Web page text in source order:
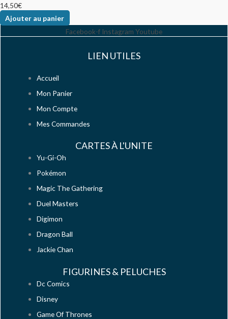
14,50€
Ajouter au panier
Facebook-f Instagram Youtube
LIEN UTILES
Accueil
Mon Panier
Mon Compte
Mes Commandes
CARTES À L'UNITE
Yu-Gi-Oh
Pokémon
Magic The Gathering
Duel Masters
Digimon
Dragon Ball
Jackie Chan
FIGURINES & PELUCHES
Dc Comics
Disney
Game Of Thrones